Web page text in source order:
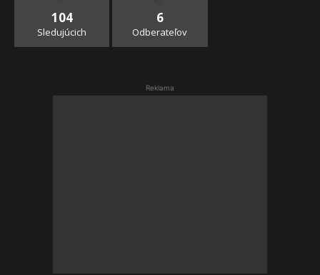
104
Sledujúcich
6
Odberateľov
Reklama